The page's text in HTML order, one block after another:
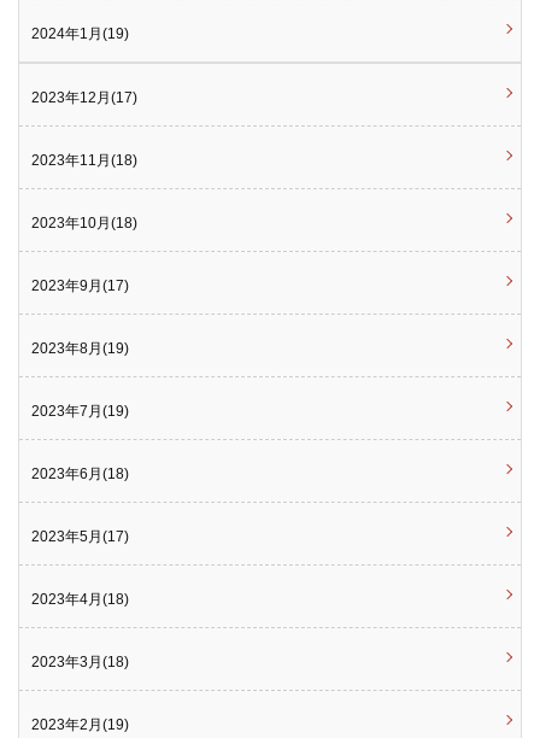
2024年1月(19)
2023年12月(17)
2023年11月(18)
2023年10月(18)
2023年9月(17)
2023年8月(19)
2023年7月(19)
2023年6月(18)
2023年5月(17)
2023年4月(18)
2023年3月(18)
2023年2月(19)